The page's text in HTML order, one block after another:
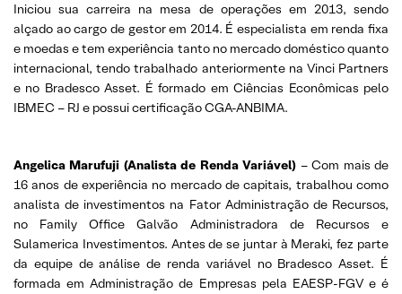
Iniciou sua carreira na mesa de operações em 2013, sendo
alçado ao cargo de gestor em 2014. É especialista em renda fixa
e moedas e tem experiência tanto no mercado doméstico quanto
internacional, tendo trabalhado anteriormente na Vinci Partners
e no Bradesco Asset. É formado em Ciências Econômicas pelo
IBMEC – RJ e possui certificação CGA-ANBIMA.
Angelica Marufuji (Analista de Renda Variável) – Com mais de
16 anos de experiência no mercado de capitais, trabalhou como
analista de investimentos na Fator Administração de Recursos,
no Family Office Galvão Administradora de Recursos e
Sulamerica Investimentos. Antes de se juntar à Meraki, fez parte
da equipe de análise de renda variável no Bradesco Asset. É
formada em Administração de Empresas pela EAESP-FGV e é